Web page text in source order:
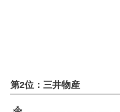
エレクトロニクス専門サイト
第2位：三井物産